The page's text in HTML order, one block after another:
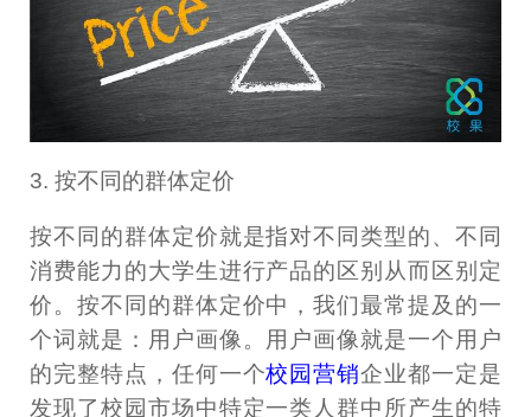
3. 按不同的群体定价
按不同的群体定价就是指对不同类型的、不同
消费能力的大学生进行产品的区别从而区别定
价。按不同的群体定价中，我们最常提及的一
个词就是：用户画像。用户画像就是一个用户
的完整特点，任何一个校园营销企业都一定是
发现了校园市场中特定一类人群中所产生的特